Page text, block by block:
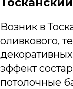
Возник в
оливкового,
эффект
потолочные